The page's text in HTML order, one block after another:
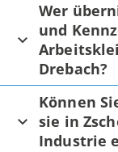
Wer
und
Drebach?
Können
sie in
Industrie